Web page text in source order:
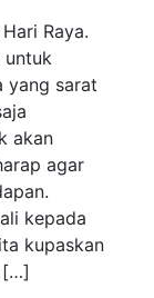
Raya.
untuk
yang sarat
akan
agar
kepada
kupaskan
[…]